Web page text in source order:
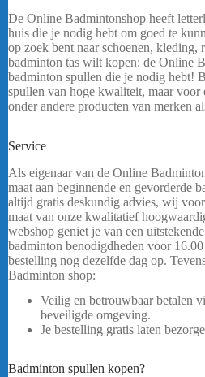
De Online Badmintonshop heeft
huis die je nodig hebt om goed te
op zoek bent naar schoenen, kleding,
badminton tas wilt kopen: de Online
badminton spullen die je nodig hebt!
spullen van hoge kwaliteit, maar voor
onder andere producten van merken
Service
Als eigenaar van de Online
maat aan beginnende en gevorderde
altijd gratis deskundig advies, wij
maat van onze kwalitatief
webshop geniet je van een
badminton benodigdheden voor
bestelling nog dezelfde dag op.
Badminton shop:
Veilig en betrouwbaar betalen
beveiligde omgeving.
Je bestelling gratis laten
Badminton spullen kopen?